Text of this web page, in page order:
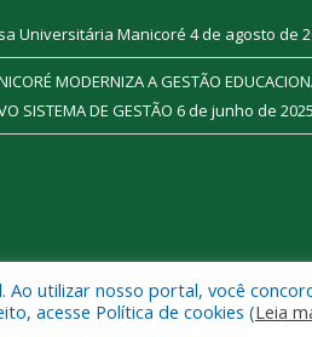
Universitária Manicoré 4 de agosto de
MODERNIZA A GESTÃO
SISTEMA DE GESTÃO 6 de junho de 2025
utilizar nosso portal, você
acesse Política de cookies (Leia